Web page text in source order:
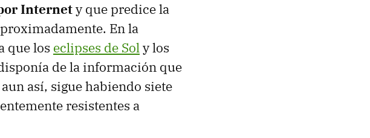
Internety que predice la
En la
que los eclipses de Soly los
de la información que
así, sigue habiendo siete
resistentes a